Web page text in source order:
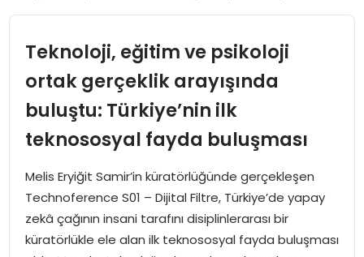
SOSYAL HABER
EKONOMI
MAGAZIN
Teknoloji, eğitim ve psikoloji
ortak gerçeklik arayışında
buluştu: Türkiye’nin ilk
teknososyal fayda buluşması
Melis Eryiğit Samir’in küratörlüğünde gerçekleşen
Technoference S01 – Dijital Filtre, Türkiye’de yapay
zekâ çağının insani tarafını disiplinlerarası bir
küratörlükle ele alan ilk teknososyal fayda buluşması